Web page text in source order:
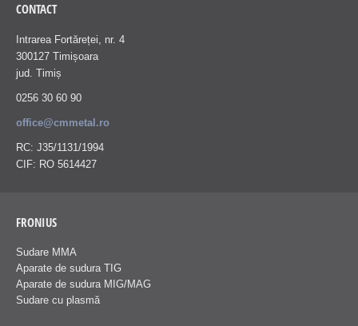
CONTACT
Intrarea Fortăreței, nr. 4
300127 Timișoara
jud. Timiș
0256 30 60 90
office@cmmetal.ro
RC: J35/1131/1994
CIF: RO 5614427
FRONIUS
Sudare MMA
Aparate de sudura TIG
Aparate de sudura MIG/MAG
Sudare cu plasmă